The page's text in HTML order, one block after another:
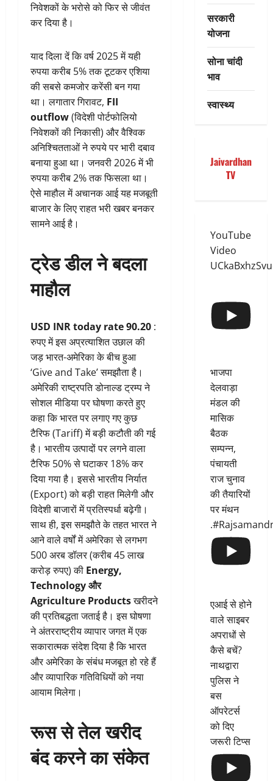
निवेशकों के भरोसे को फिर से जीवंत
कर दिया है।
याद दिला दें कि वर्ष 2025 में यही
रुपया करीब 5% तक टूटकर एशिया
की सबसे कमजोर करेंसी बन गया
था। लगातार गिरावट, FII
outflow(विदेशी पोर्टफोलियो
निवेशकों की निकासी) और वैश्विक
अनिश्चितताओं ने रुपये पर भारी दबाव
बनाया हुआ था। जनवरी 2026 में भी
रुपया करीब 2% तक फिसला था।
ऐसे माहौल में अचानक आई यह मजबूती
बाजार के लिए राहत भरी खबर बनकर
सामने आई है।
ट्रेड डील ने बदला
माहौल
USD INR today rate 90.20 :
रुपए में इस अप्रत्याशित उछाल की
जड़ भारत-अमेरिका के बीच हुआ
‘Give and Take’ समझौता है।
अमेरिकी राष्ट्रपति डोनाल्ड ट्रम्प ने
सोशल मीडिया पर घोषणा करते हुए
कहा कि भारत पर लगाए गए कुछ
टैरिफ (Tariff) में बड़ी कटौती की गई
है। भारतीय उत्पादों पर लगने वाला
टैरिफ 50% से घटाकर 18% कर
दिया गया है। इससे भारतीय निर्यात
(Export) को बड़ी राहत मिलेगी और
विदेशी बाजारों में प्रतिस्पर्धा बढ़ेगी।
साथ ही, इस समझौते के तहत भारत ने
आने वाले वर्षों में अमेरिका से लगभग
500 अरब डॉलर (करीब 45 लाख
करोड़ रुपए) की Energy,
Technology और
Agriculture Productsखरीदने
की प्रतिबद्धता जताई है। इस घोषणा
ने अंतरराष्ट्रीय व्यापार जगत में एक
सकारात्मक संदेश दिया है कि भारत
और अमेरिका के संबंध मजबूत हो रहे हैं
और व्यापारिक गतिविधियों को नया
आयाम मिलेगा।
रूस से तेल खरीद
बंद करने का संकेत
सरकारी
योजना
सोना चांदी
भाव
स्वास्थ्य
Jaivardhan
TV
YouTube
Video
भाजपा
देलवाड़ा
मंडल की
मासिक
बैठक
सम्पन्न,
पंचायती
राज चुनाव
की तैयारियों
पर मंथन
एआई से होने
वाले साइबर
अपराधों से
कैसे बचें?
नाथद्वारा
पुलिस ने
बस
ऑपरेटर्स
को दिए
जरूरी टिप्स